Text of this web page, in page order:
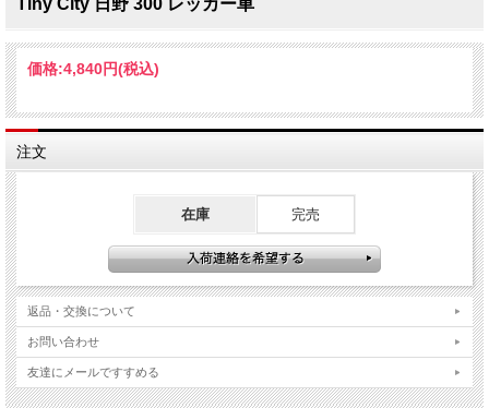
価格:4,840円(税込)
注文
在庫 完売
返品・交換について
お問い合わせ
友達にメールですすめる